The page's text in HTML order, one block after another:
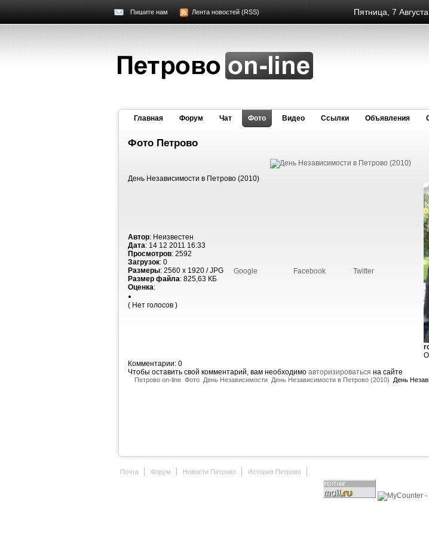
Пятница, 7
Пишите нам Лента новостей (RSS)
Главная Форум Чат Фото Видео Cсылки Объявления
Фото Петрово
День Независимости в Петрово (2010)
Автор: Неизвестен
Дата: 14 12 2011 16:33
Просмотров: 2592
Загрузок: 0
Размеры: 2560 x 1920 / JPG
Размер файла: 825,63 КБ
Оценка:
( Нет голосов )
Google Facebook Twitter
Комментарии: 0
Чтобы оставить свой комментарий, вам необходимо авторизироваться на сайте
Петрово on-line Фото День Независимости День Независимости в Петрово (2010) День
Почта Форум Новости Петрово История Петрово